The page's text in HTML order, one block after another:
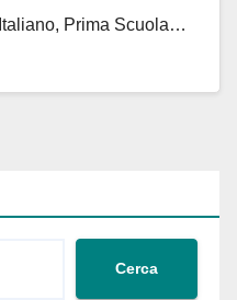
Prima Scuola…
Cerca